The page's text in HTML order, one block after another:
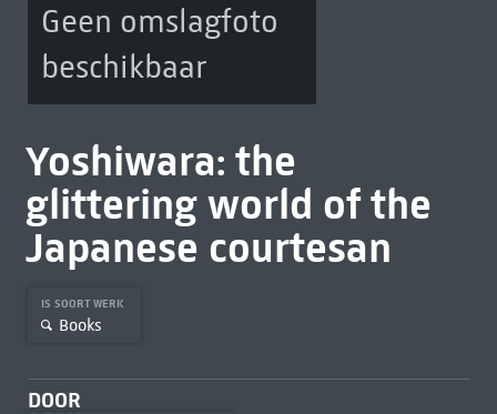
Geen omslagfoto
beschikbaar
Yoshiwara: the
glittering world of the
Japanese courtesan
IS SOORT WERK
Books
DOOR